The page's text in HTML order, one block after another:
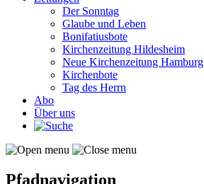
Der Sonntag
Glaube und Leben
Bonifatiusbote
Kirchenzeitung Hildesheim
Neue Kirchenzeitung Hamburg
Kirchenbote
Tag des Herrn
Abo
Über uns
Pfadnavigation